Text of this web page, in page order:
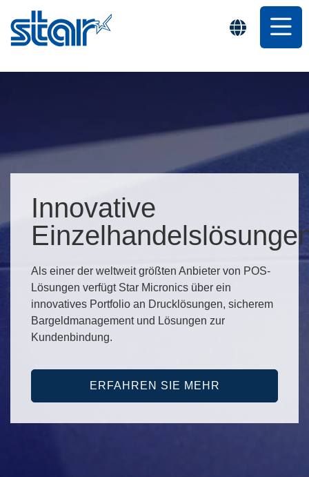
Innovative
Als einer der weltweit größten Anbieter von POS-
Lösungen verfügt Star Micronics über ein
innovatives Portfolio an Drucklösungen, sicherem
Bargeldmanagement und Lösungen zur
Kundenbindung.
ERFAHREN SIE MEHR